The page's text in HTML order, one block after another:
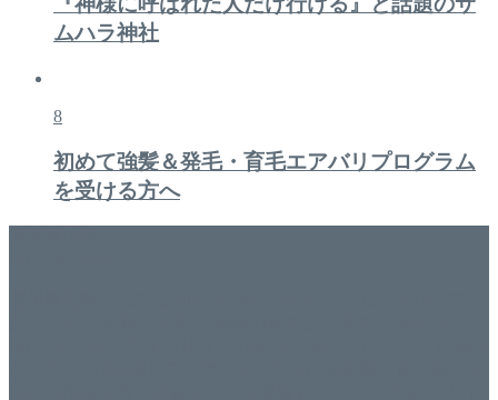
ムハラ神社
8
初めて強髪＆発毛・育毛エアバリプログラム
を受ける方へ